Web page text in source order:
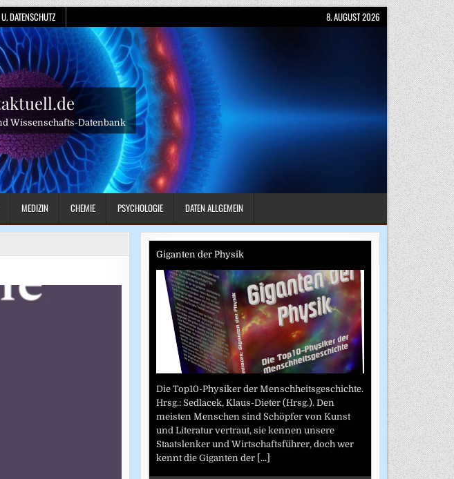
DATENSCHUTZ 8. AUGUST 2026
Wissenschafts-Datenbank
MEDIZIN CHEMIE PSYCHOLOGIE DATEN ALLGEMEIN
Giganten der Physik
Die Top10-Physiker der Menschheitsgeschichte.
Hrsg.: Sedlacek, Klaus-Dieter (Hrsg.). Den
meisten Menschen sind Schöpfer von Kunst
und Literatur vertraut, sie kennen unsere
Staatslenker und Wirtschaftsführer, doch wer
kennt die Giganten der [...]